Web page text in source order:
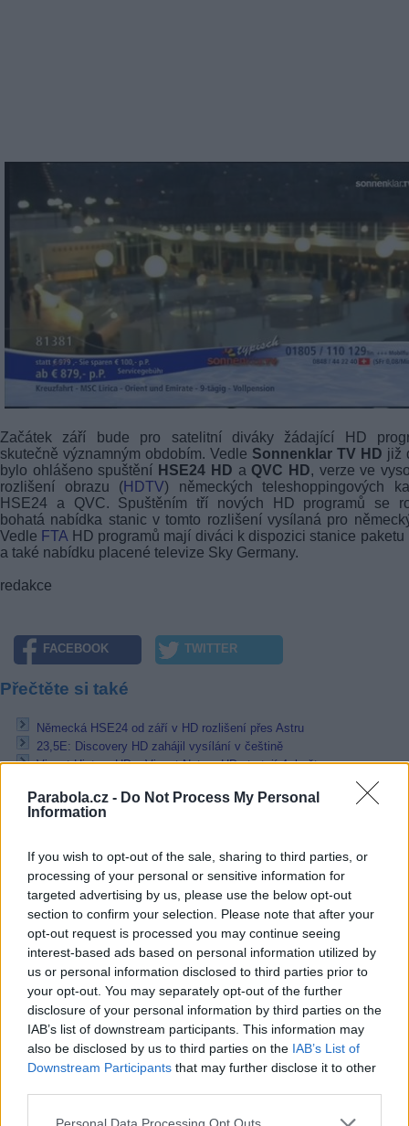
Parabola.cz - Do Not Process My Personal
Information
If you wish to opt-out of the sale, sharing to third parties, or
processing of your personal or sensitive information for
targeted advertising by us, please use the below opt-out
section to confirm your selection. Please note that after your
opt-out request is processed you may continue seeing
interest-based ads based on personal information utilized by
us or personal information disclosed to third parties prior to
your opt-out. You may separately opt-out of the further
disclosure of your personal information by third parties on the
IAB’s list of downstream participants. This information may
also be disclosed by us to third parties on the IAB’s List of
Downstream Participants that may further disclose it to other
Personal Data Processing Opt Outs
Začátek září bude pro satelitní diváky žádající HD
skutečně významným obdobím. Vedle Sonnenklar TV HD již
bylo ohlášeno spuštění HSE24 HD a QVC HD, verze ve
rozlišení obrazu (HDTV) německých teleshoppingových
HSE24 a QVC. Spuštěním tří nových HD programů se
bohatá nabídka stanic v tomto rozlišení vysílaná pro
Vedle FTA HD programů mají diváci k dispozici stanice paketu
a také nabídku placené televize Sky Germany.
redakce
FACEBOOK TWITTER
Přečtěte si také
Německá HSE24 od září v HD rozlišení přes Astru
23,5E: Discovery HD zahájil vysílání v češtině
Viasat History HD a Viasat Nature HD startují 4. května
Reklama
07.08.2026 - Bosch Powertrain s.r.o. Jihlava • linkový střídač • mzda
48.400 Kč • příspěvek na ubytování (Jihlava, okres Jihlava)
07.08.2026 -
Bosch Powertrain s.r.o. Jihlava • obsluha CNC strojů •
48.400 Kč • náborový bonus 50.000 Kč • příspěvek na ubytování
okres Jihlava)
07.08.2026 -Specialista pro elektronická zařízení údržby (m/ž) (tř.
Klementa 869, Mladá Boleslav II)
06.08.2026 -Bosch Powertrain s.r.o. Jihlava • CNC operátor• mzda
Kč • náborový bonus 50.000 Kč • příspěvek na ubytování (Jihlava,
Jihlava)
06.08.2026 -Bosch Powertrain s.r.o. • montážní dělník • mzda 44.700
týdenní zálohy na mzdu 2.000 Kč (Jihlava, okres Jihlava)
... další nabídky zaměstnání
Vybrané články